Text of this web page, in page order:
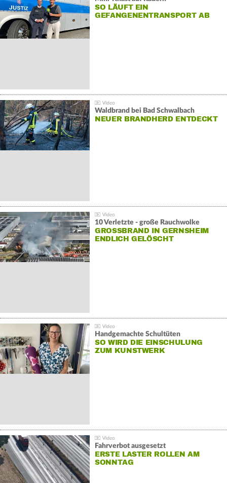
SO LÄUFT EIN
GEFANGENENTRANSPORT AB
Waldbrand bei Bad Schwalbach
NEUER BRANDHERD ENTDECKT
10 Verletzte - große Rauchwolke
GROSSBRAND IN GERNSHEIM E
NDLICH GELÖSCHT
Handgemachte Schultüten
SO WIRD DIE EINSCHULUNG
ZUM KUNSTWERK
Fahrverbot ausgesetzt
ERSTE LASTER ROLLEN AM
SONNTAG